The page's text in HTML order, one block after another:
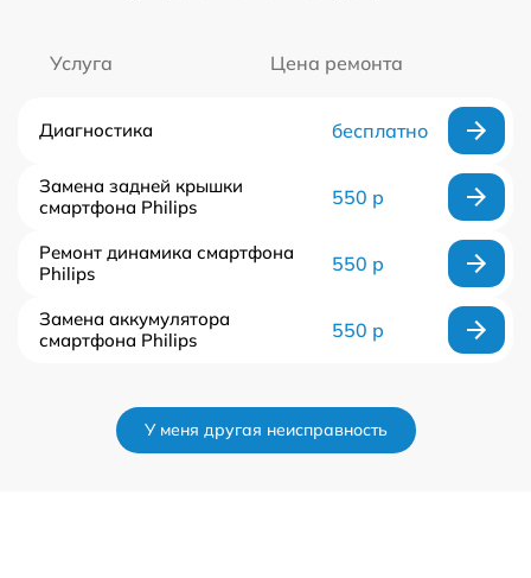
Услуга Цена ремонта
Диагностика бесплатно
Замена задней крышки
смартфона Philips
550 р
Ремонт динамика смартфона
Philips
550 р
Замена аккумулятора
смартфона Philips
550 р
У меня другая неисправность